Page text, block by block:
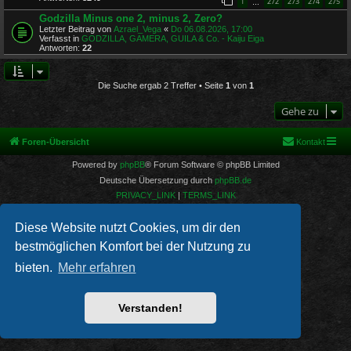
Diese Website nutzt Cookies, um dir den
bestmöglichen Komfort bei der Nutzung zu
bieten. Mehr erfahren
Verstanden!
Godzilla Minus one 2, minus 2, Zero?
Letzter Beitrag von Azrael_Vega « Do 06.08.2026, 17:00
Verfasst in GODZILLA, GAMERA, GUILA & Co. - Kaiju Eiga
Antworten: 22
Die Suche ergab 2 Treffer • Seite 1von 1
Gehe zu
Foren-Übersicht Kontakt
Powered by phpBB® Forum Software © phpBB Limited
Deutsche Übersetzung durch phpBB.de
PRIVACY_LINK| TERMS_LINK